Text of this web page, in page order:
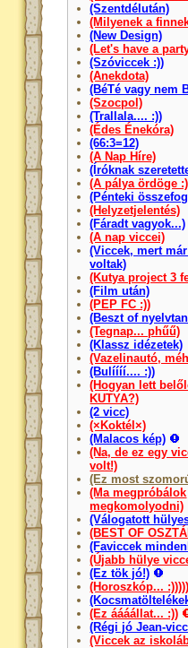
(Szentdélután)
(Milyenek a
(New Design)
(Let's have a
(Szóviccek :))
(Anekdota)
(BéTé vagy nem
(Szocpol)
(Trallala.... :))
(Édes Énekóra)
(66:3=12)
(A Nap Híre)
(Íróknak
(A pálya ördöge
(Pénteki
(Helyzetjelentés)
(Fáradt vagyok...)
(A nap viccei)
(Viccek, mert
voltak)
(Kutya project 3
(Film után)
(PEP FC :))
(Beszt of
(Tegnap... phűű)
(Klassz idézetek)
(Vazelinautó,
(Bulíííí.... :))
(Hogyan lett
KUTYA?)
(2 vicc)
(×Koktél×)
(Malacos kép)
(Na, de ez egy
volt!)
(Ez most
(Ma megpróbálok
megkomolyodni)
(Válogatott
(BEST OF
(Faviccek
(Újabb hülye
(Ez tök jó!)
(Horoszkóp... :)))))
(Ez áááállat... :))
(Régi jó Jean-
(Viccek az